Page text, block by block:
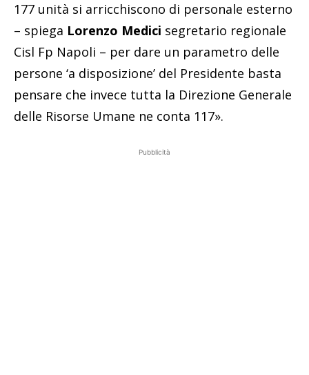
177 unità si arricchiscono di personale esterno
– spiega Lorenzo Medici segretario regionale
Cisl Fp Napoli – per dare un parametro delle
persone ‘a disposizione’ del Presidente basta
pensare che invece tutta la Direzione Generale
delle Risorse Umane ne conta 117».
Pubblicità